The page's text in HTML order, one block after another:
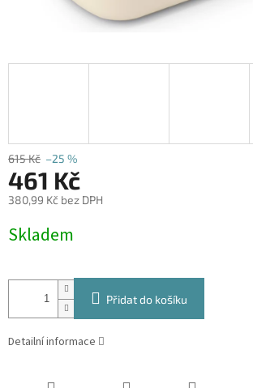
615 Kč –25 %
461 Kč
380,99 Kč bez DPH
cena:
Skladem
Přidat do košíku
Detailní informace